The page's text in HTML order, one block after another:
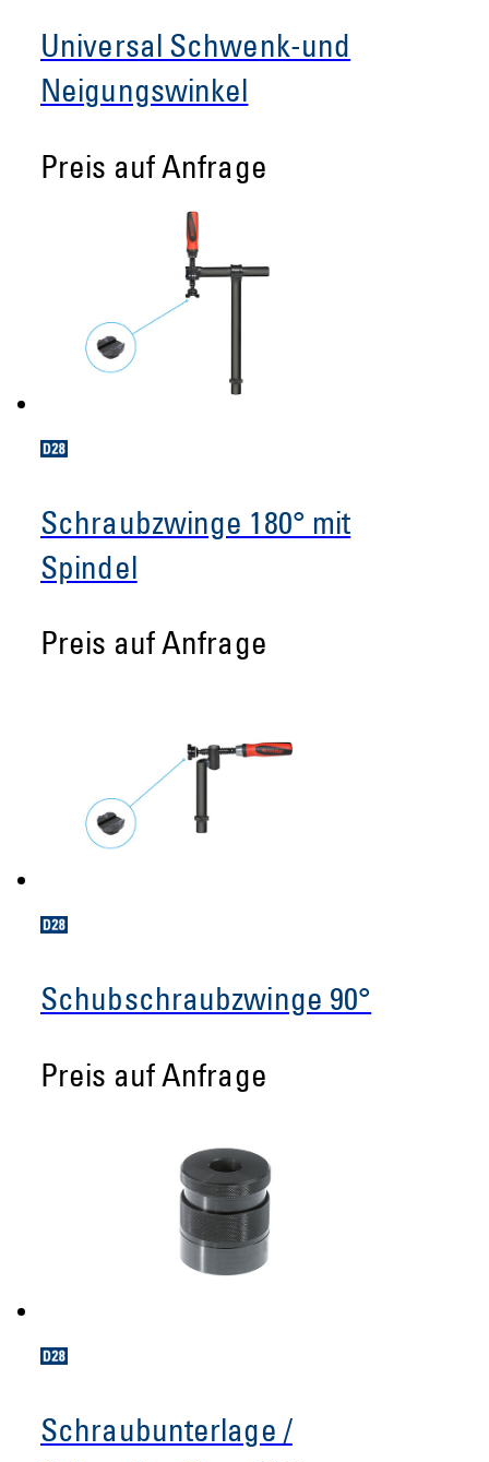
Universal Schwenk-und
Neigungswinkel
Preis auf Anfrage
Schraubzwinge 180° mit
Spindel
Preis auf Anfrage
Schubschraubzwinge 90°
Preis auf Anfrage
Schraubunterlage /